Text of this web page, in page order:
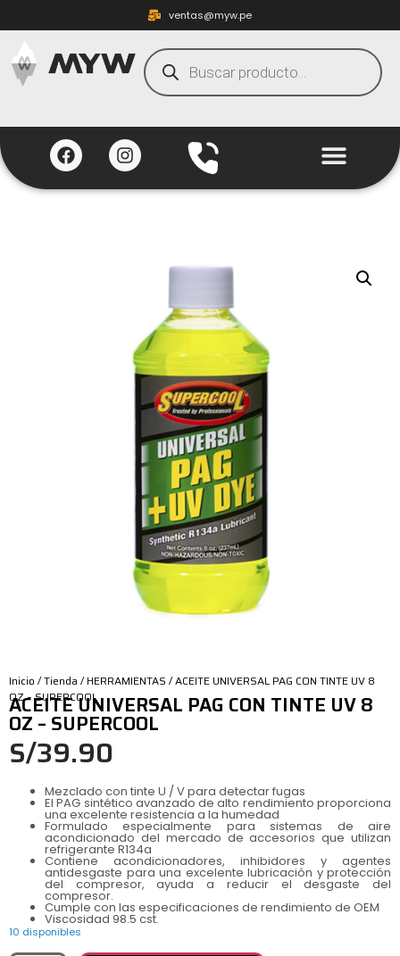
ventas@myw.pe
Inicio /Tienda /HERRAMIENTAS / ACEITE UNIVERSAL PAG CON TINTE UV 8
OZ – SUPERCOOL
ACEITE UNIVERSAL PAG CON TINTE UV 8
OZ – SUPERCOOL
S/39.90
Mezclado con tinte U / V para detectar fugas
El PAG sintético avanzado de alto rendimiento proporciona
una excelente resistencia a la humedad
Formulado especialmente para sistemas de aire
acondicionado del mercado de accesorios que utilizan
refrigerante R134a
Contiene acondicionadores, inhibidores y agentes
antidesgaste para una excelente lubricación y protección
del compresor, ayuda a reducir el desgaste del
compresor.
Cumple con las especificaciones de rendimiento de OEM
Viscosidad 98.5 cst.
10 disponibles